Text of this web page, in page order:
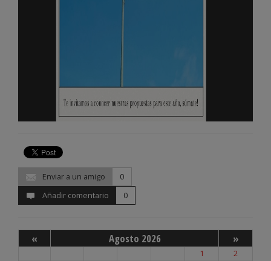
Enviar a un amigo
0
Añadir comentario
0
« Agosto 2026 »
1 2